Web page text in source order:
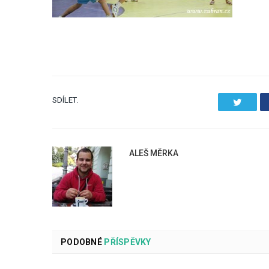
SDÍLET.
ALEŠ MĚRKA
PODOBNÉPŘÍSPĚVKY